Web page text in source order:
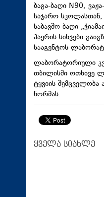
ბაგა-ბაღი N90,
საჯარო სკოლასთან,
საბავშო ბაღი
ჰაერის სინჯები
სააგენტოს
ლაბორატორიული
თბილისში ოთხივე
ტყვიის შემცველობა
ნორმას.
ყველა სიახლე